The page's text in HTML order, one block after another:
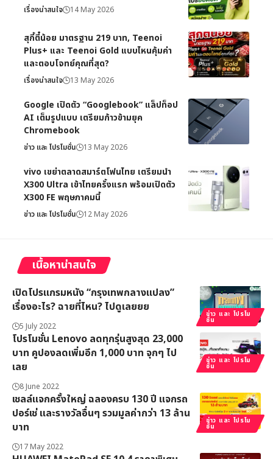
เรื่องน่าสนใจ 14 May 2026
สุกี้ตี๋น้อย มาตรฐาน 219 บาท, Teenoi
Plus+ และ Teenoi Gold แบบไหนคุ้มค่า
และตอบโจทย์คุณที่สุด?
เรื่องน่าสนใจ 13 May 2026
Google เปิดตัว “Googlebook” แล็ปท็อป
AI เต็มรูปแบบ เตรียมก้าวข้ามยุค
Chromebook
ข่าว และ โปรโมชั่น 13 May 2026
vivo เขย่าตลาดสมาร์ตโฟนไทย เตรียมนำ
X300 Ultra เข้าไทยครั้งแรก พร้อมเปิดตัว
X300 FE พฤษภาคมนี้
ข่าว และ โปรโมชั่น 12 May 2026
เนื้อหาน่าสนใจ
ข่าว และ โปรโม
ชั่น
เปิดโปรแกรมหนัง “กรุงเทพกลางแปลง”
เรื่องอะไร? ฉายที่ไหน? ไปดูเลยยย
5 July 2022
ข่าว และ โปรโม
ชั่น
โปรโมชั่น Lenovo ลดทุกรุ่นสูงสุด 23,000
บาท คูปองลดเพิ่มอีก 1,000 บาท จุกๆ ไป
เลย
8 June 2022
ข่าว และ โปรโม
ชั่น
เชลล์แจกครั้งใหญ่ ฉลองครบ 130 ปี แจกรถ
ปอร์เช่ และรางวัลอื่นๆ รวมมูลค่ากว่า 13 ล้าน
บาท
17 May 2022